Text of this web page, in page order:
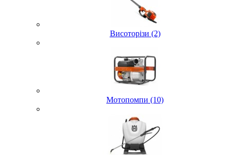
Висоторізи (2)
Мотопомпи (10)